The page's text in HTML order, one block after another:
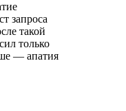
запроса
такой
только
— апатия